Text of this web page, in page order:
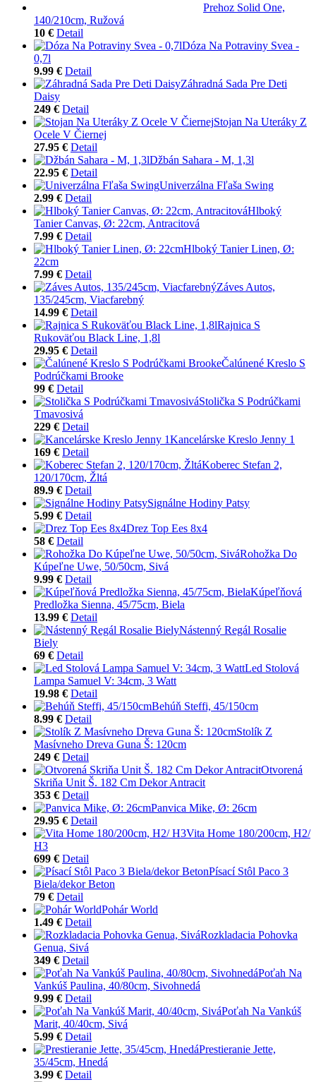
Prehoz Solid One,
140/210cm, Ružová
10 € Detail
Dóza Na Potraviny Svea -
0,7l
9.99 € Detail
Záhradná Sada Pre Deti
Daisy
249 € Detail
Stojan Na Uteráky Z
Ocele V Čiernej
27.95 € Detail
Džbán Sahara - M, 1,3l
22.95 € Detail
Univerzálna Fľaša Swing
2.99 € Detail
Hlboký
Tanier Canvas, Ø: 22cm, Antracitová
7.99 € Detail
Hlboký Tanier Linen, Ø:
22cm
7.99 € Detail
Záves Autos,
135/245cm, Viacfarebný
14.99 € Detail
Rajnica S
Rukoväťou Black Line, 1,8l
29.95 € Detail
Čalúnené Kreslo S
Podrúčkami Brooke
99 € Detail
Stolička S Podrúčkami
Tmavosivá
229 € Detail
Kancelárske Kreslo Jenny 1
169 € Detail
Koberec Stefan 2,
120/170cm, Žltá
89.9 € Detail
Signálne Hodiny Patsy
5.99 € Detail
Drez Top Ees 8x4
58 € Detail
Rohožka Do
Kúpeľne Uwe, 50/50cm, Sivá
9.99 € Detail
Kúpeľňová
Predložka Sienna, 45/75cm, Biela
13.99 € Detail
Nástenný Regál Rosalie
Biely
69 € Detail
Led Stolová
Lampa Samuel V: 34cm, 3 Watt
19.98 € Detail
Behúň Steffi, 45/150cm
8.99 € Detail
Stolík Z
Masívneho Dreva Guna Š: 120cm
249 € Detail
Otvorená
Skriňa Unit Š. 182 Cm Dekor Antracit
353 € Detail
Panvica Mike, Ø: 26cm
29.95 € Detail
Vita Home 180/200cm, H2/
H3
699 € Detail
Písací Stôl Paco 3
Biela/dekor Beton
79 € Detail
Pohár World
1.49 € Detail
Rozkladacia Pohovka
Genua, Sivá
349 € Detail
Poťah Na
Vankúš Paulina, 40/80cm, Sivohnedá
9.99 € Detail
Poťah Na Vankúš
Marit, 40/40cm, Sivá
5.99 € Detail
Prestieranie Jette,
35/45cm, Hnedá
3.99 € Detail